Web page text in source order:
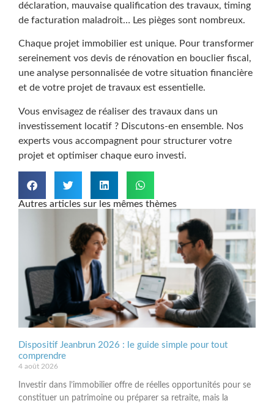
déclaration, mauvaise qualification des travaux, timing
de facturation maladroit… Les pièges sont nombreux.
Chaque projet immobilier est unique. Pour transformer
sereinement vos devis de rénovation en bouclier fiscal,
une analyse personnalisée de votre situation financière
et de votre projet de travaux est essentielle.
Vous envisagez de réaliser des travaux dans un
investissement locatif ? Discutons-en ensemble. Nos
experts vous accompagnent pour structurer votre
projet et optimiser chaque euro investi.
Autres articles sur les mêmes thèmes
Dispositif Jeanbrun 2026 : le guide simple pour tout
comprendre
4 août 2026
Investir dans l’immobilier offre de réelles opportunités pour se
constituer un patrimoine ou préparer sa retraite, mais la